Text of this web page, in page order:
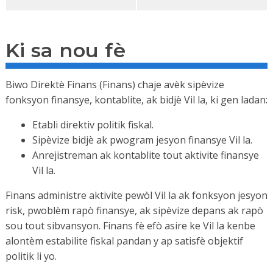
Ki sa nou fè
Biwo Direktè Finans (Finans) chaje avèk sipèvize
fonksyon finansye, kontablite, ak bidjè Vil la, ki gen ladan:
Etabli direktiv politik fiskal.
Sipèvize bidjè ak pwogram jesyon finansye Vil la.
Anrejistreman ak kontablite tout aktivite finansye
Vil la.
Finans administre aktivite pewòl Vil la ak fonksyon jesyon
risk, pwoblèm rapò finansye, ak sipèvize depans ak rapò
sou tout sibvansyon. Finans fè efò asire ke Vil la kenbe
alontèm estabilite fiskal pandan y ap satisfè objektif
politik li yo.